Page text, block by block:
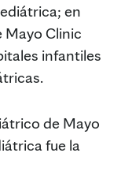
en
Mayo Clinic
infantiles
de Mayo
fue la